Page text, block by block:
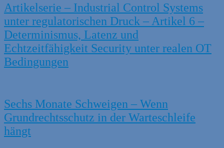
Artikelserie – Industrial Control Systems
unter regulatorischen Druck – Artikel 6 –
Determinismus, Latenz und
Echtzeitfähigkeit Security unter realen OT
Bedingungen
Sechs Monate Schweigen – Wenn
Grundrechtsschutz in der Warteschleife
hängt